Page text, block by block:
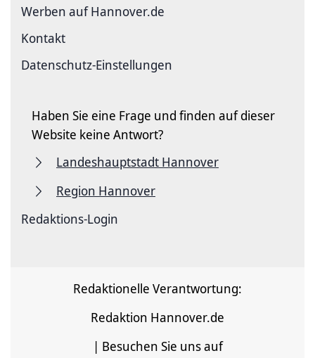
Werben auf Hannover.de
Kontakt
Datenschutz-Einstellungen
Haben Sie eine Frage und finden auf dieser
Website keine Antwort?
Landeshauptstadt Hannover
Region Hannover
Redaktions-Login
Redaktionelle Verantwortung:
Redaktion Hannover.de
| Besuchen Sie uns auf